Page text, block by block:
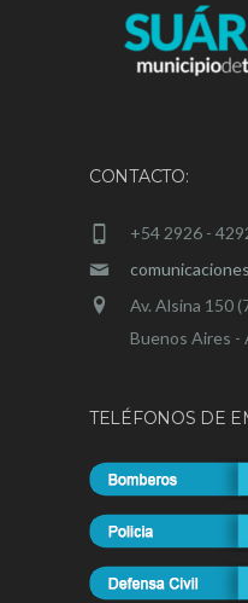
CONTACTO:
+54 2926 -
Av. Alsina 150
Buenos Aires -
TELÉFONOS DE